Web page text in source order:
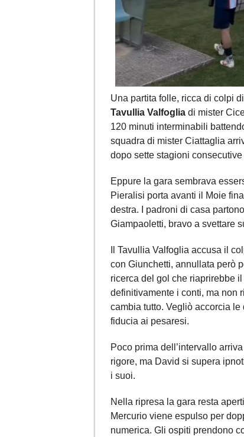
Una partita folle, ricca di colpi
Tavullia Valfoglia di mister
120 minuti interminabili
squadra di mister Ciattaglia
dopo sette stagioni
Eppure la gara sembrava
Pieralisi porta avanti il Moie
destra. I padroni di casa
Giampaoletti, bravo a svettare
Il Tavullia Valfoglia accusa il
con Giunchetti, annullata però
ricerca del gol che riaprirebbe
definitivamente i conti, ma non
cambia tutto. Vegliò accorcia
fiducia ai pesaresi.
Poco prima dell’intervallo
rigore, ma David si supera
i suoi.
Nella ripresa la gara resta
Mercurio viene espulso per
numerica. Gli ospiti prendono